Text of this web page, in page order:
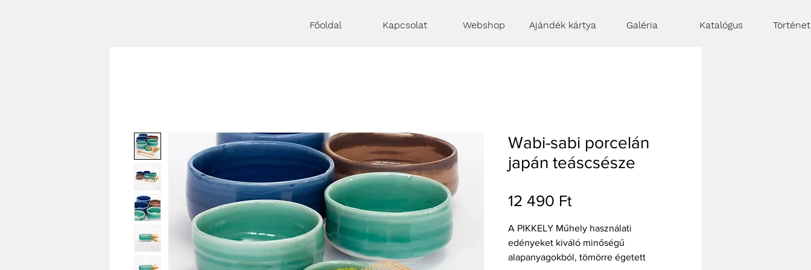
Főoldal Kapcsolat Webshop Ajándék kártya Galéria Katalógus
Wabi-sabi porcelán
japán teáscsésze
12 490 Ft
A PIKKELY Műhely használati
edényeket kiváló minőségű
alapanyagokból, tömörre égetett